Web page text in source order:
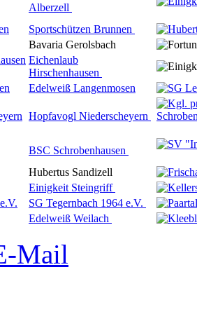
Alberzell
Sportschützen Brunnen
Bavaria Gerolsbach
Eichenlaub
Hirschenhausen
Edelweiß Langenmosen
Hopfavogl Niederscheyern
BSC Schrobenhausen
Hubertus Sandizell
Einigkeit Steingriff
SG Tegernbach 1964 e.V.
Edelweiß Weilach
Mail